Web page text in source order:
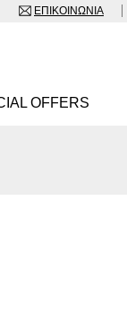
ΕΠΙΚΟΙΝΩΝΊΑ
OFFERS